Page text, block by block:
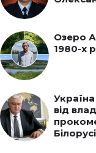
Озеро
1980-х
від
Білорусі